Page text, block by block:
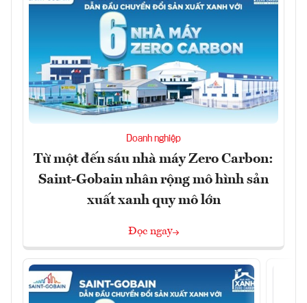
Doanh nghiệp
Từ một đến sáu nhà máy Zero Carbon:
Saint-Gobain nhân rộng mô hình sản
xuất xanh quy mô lớn
Đọc ngay